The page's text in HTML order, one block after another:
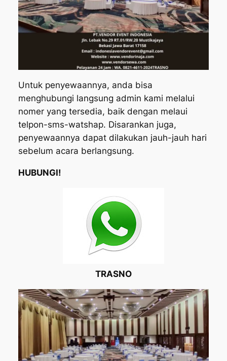
Untuk penyewaannya, anda bisa
menghubungi langsung admin kami melalui
nomer yang tersedia, baik dengan melaui
telpon-sms-watshap. Disarankan juga,
penyewaannya dapat dilakukan jauh-jauh hari
sebelum acara berlangsung.
HUBUNGI!
TRASNO